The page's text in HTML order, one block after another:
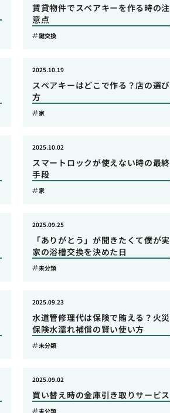
賃貸物件でスペアキーを作る時の注
意点
鍵交換
スペアキーはどこで作る？店の選び
方
2025.10.19
家
スマートロックが使えない時の最終
手段
2025.10.02
家
「ありがとう」が聞きたくて僕が実
家の浴槽交換を決めた日
2025.09.25
未分類
水道管修理代は保険で賄える？火災
保険水濡れ補償の賢い使い方
2025.09.23
未分類
買い替え時の金庫引き取りサービス
2025.09.02
未分類